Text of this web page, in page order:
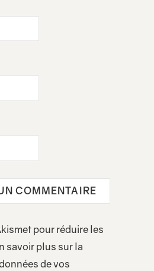
pour réduire les
savoir plus sur la
de vos